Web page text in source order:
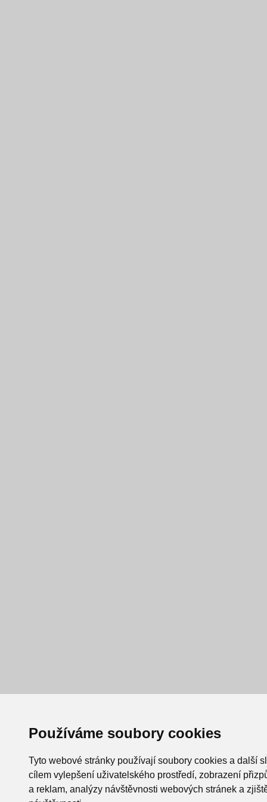
Používáme soubory cookies
Tyto webové stránky používají soubory cookies a další
cílem vylepšení uživatelského prostředí, zobrazení
a reklam, analýzy návštěvnosti webových stránek a